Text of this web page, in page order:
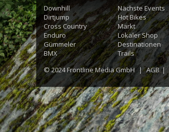
Downhill
Dirtjump
Cross Country
Enduro
Gümmeler
BMX
Nächste Events
Hot Bikes
Markt
Lokaler Shop
Destinationen
Trails
© 2024Frontline Media GmbH | AGB |